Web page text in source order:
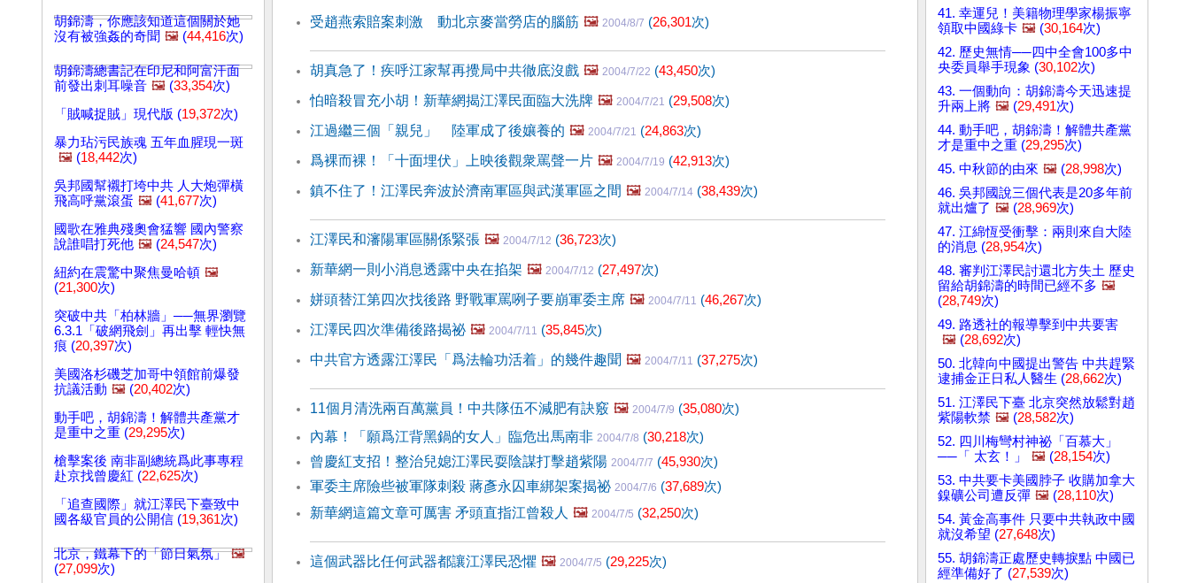
胡錦濤，你應該知道這個關於她
沒有被強姦的奇聞 🖼️ (44,416次)
胡錦濤總書記在印尼和阿富汗面
前發出刺耳噪音 🖼️ (33,354次)
「賊喊捉賊」現代版 (19,372次)
暴力玷污民族魂 五年血腥現一斑
🖼️ (18,442次)
吳邦國幫襯打垮中共 人大炮彈橫
飛高呼黨滾蛋 🖼️ (41,677次)
國歌在雅典殘奧會猛響 國內警察
說誰唱打死他 🖼️ (24,547次)
紐約在震驚中聚焦曼哈頓 🖼️
(21,300次)
突破中共「柏林牆」──無界瀏覽
6.3.1「破網飛劍」再出擊 輕快無
痕 (20,397次)
美國洛杉磯芝加哥中領館前爆發
抗議活動 🖼️ (20,402次)
動手吧，胡錦濤！解體共產黨才
是重中之重 (29,295次)
槍擊案後 南非副總統爲此事專程
赴京找曾慶紅 (22,625次)
「追查國際」就江澤民下臺致中
國各級官員的公開信 (19,361次)
北京，鐵幕下的「節日氣氛」 🖼️
(27,099次)
受趙燕索賠案刺激 動北京麥當勞店的腦筋 🖼️ 2004/8/7 (26,301次)
胡真急了！疾呼江家幫再攪局中共徹底沒戲 🖼️ 2004/7/22 (43,450次)
怕暗殺冒充小胡！新華網揭江澤民面臨大洗牌 🖼️ 2004/7/21 (29,508次)
江過繼三個「親兒」 陸軍成了後孃養的 🖼️ 2004/7/21 (24,863次)
爲裸而裸！「十面埋伏」上映後觀衆罵聲一片 🖼️ 2004/7/19 (42,913次)
鎮不住了！江澤民奔波於濟南軍區與武漢軍區之間 🖼️ 2004/7/14 (38,439次)
江澤民和瀋陽軍區關係緊張 🖼️ 2004/7/12 (36,723次)
新華網一則小消息透露中央在掐架 🖼️ 2004/7/12 (27,497次)
姘頭替江第四次找後路 野戰軍罵咧子要崩軍委主席 🖼️ 2004/7/11 (46,267次)
江澤民四次準備後路揭祕 🖼️ 2004/7/11 (35,845次)
中共官方透露江澤民「爲法輪功活着」的幾件趣聞 🖼️ 2004/7/11 (37,275次)
11個月清洗兩百萬黨員！中共隊伍不減肥有訣竅 🖼️ 2004/7/9 (35,080次)
內幕！「願爲江背黑鍋的女人」臨危出馬南非 2004/7/8 (30,218次)
曾慶紅支招！整治兒媳江澤民耍陰謀打擊趙紫陽 2004/7/7 (45,930次)
軍委主席險些被軍隊刺殺 蔣彥永囚車綁架案揭祕 2004/7/6 (37,689次)
新華網這篇文章可厲害 矛頭直指江曾殺人 🖼️ 2004/7/5 (32,250次)
這個武器比任何武器都讓江澤民恐懼 🖼️ 2004/7/5 (29,225次)
41. 幸運兒！美籍物理學家楊振寧
領取中國綠卡 🖼️ (30,164次)
42. 歷史無情──四中全會100多中
央委員舉手現象 (30,102次)
43. 一個動向：胡錦濤今天迅速提
升兩上將 🖼️ (29,491次)
44. 動手吧，胡錦濤！解體共產黨
才是重中之重 (29,295次)
45. 中秋節的由來 🖼️ (28,998次)
46. 吳邦國說三個代表是20多年前
就出爐了 🖼️ (28,969次)
47. 江綿恆受衝擊：兩則來自大陸
的消息 (28,954次)
48. 審判江澤民討還北方失土 歷史
留給胡錦濤的時間已經不多 🖼️
(28,749次)
49. 路透社的報導擊到中共要害
🖼️ (28,692次)
50. 北韓向中國提出警告 中共趕緊
逮捕金正日私人醫生 (28,662次)
51. 江澤民下臺 北京突然放鬆對趙
紫陽軟禁 🖼️ (28,582次)
52. 四川梅彎村神祕「百慕大」
──「 太玄！」
🖼️ (28,154次)
53. 中共要卡美國脖子 收購加拿大
鎳礦公司遭反彈 🖼️ (28,110次)
54. 黃金高事件 只要中共執政中國
就沒希望 (27,648次)
55. 胡錦濤正處歷史轉捩點 中國已
經準備好了 (27,539次)